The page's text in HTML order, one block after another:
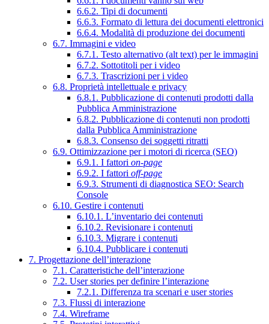
6.6.2. Tipi di documenti
6.6.3. Formato di lettura dei documenti elettronici
6.6.4. Modalità di produzione dei documenti
6.7. Immagini e video
6.7.1. Testo alternativo (alt text) per le immagini
6.7.2. Sottotitoli per i video
6.7.3. Trascrizioni per i video
6.8. Proprietà intellettuale e privacy
6.8.1. Pubblicazione di contenuti prodotti dalla
Pubblica Amministrazione
6.8.2. Pubblicazione di contenuti non prodotti
dalla Pubblica Amministrazione
6.8.3. Consenso dei soggetti ritratti
6.9. Ottimizzazione per i motori di ricerca (SEO)
6.9.1. I fattori on-page
6.9.2. I fattori off-page
6.9.3. Strumenti di diagnostica SEO: Search
Console
6.10. Gestire i contenuti
6.10.1. L’inventario dei contenuti
6.10.2. Revisionare i contenuti
6.10.3. Migrare i contenuti
6.10.4. Pubblicare i contenuti
7. Progettazione dell’interazione
7.1. Caratteristiche dell’interazione
7.2. User stories per definire l’interazione
7.2.1. Differenza tra scenari e user stories
7.3. Flussi di interazione
7.4. Wireframe